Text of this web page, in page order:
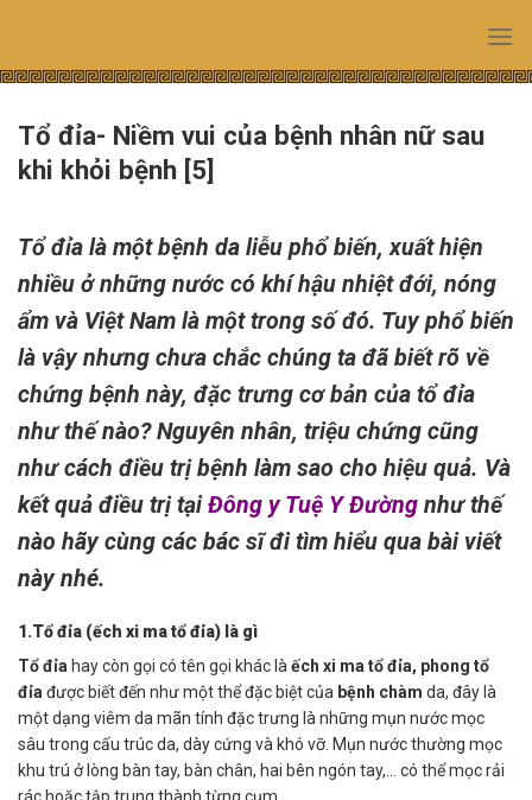
content
Tổ đỉa- Niềm vui của bệnh nhân nữ sau
khi khỏi bệnh [5]
Tổ đỉa là một bệnh da liễu phổ biến, xuất hiện
nhiều ở những nước có khí hậu nhiệt đới, nóng
ẩm và Việt Nam là một trong số đó. Tuy phổ biến
là vậy nhưng chưa chắc chúng ta đã biết rõ về
chứng bệnh này, đặc trưng cơ bản của tổ đỉa
như thế nào? Nguyên nhân, triệu chứng cũng
như cách điều trị bệnh làm sao cho hiệu quả. Và
kết quả điều trị tạiĐông y Tuệ Y Đường như thế
nào hãy cùng các bác sĩ đi tìm hiểu qua bài viết
này nhé.
1.Tổ đỉa (ếch xi ma tổ đỉa) là gì
Tổ đỉa hay còn gọi có tên gọi khác làếch xi ma tổ đỉa, phong tổ
đỉađược biết đến như một thể đặc biệt của bệnh chàm da, đây là
một dạng viêm da mãn tính đặc trưng là những mụn nước mọc
sâu trong cấu trúc da, dày cứng và khó vỡ. Mụn nước thường mọc
khu trú ở lòng bàn tay, bàn chân, hai bên ngón tay,… có thể mọc rải